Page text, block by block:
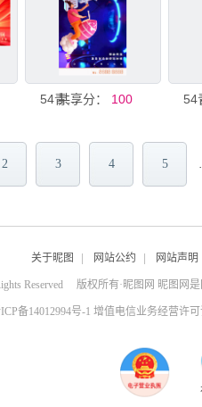
54青年节展板
共享分： 100
2 3 4 5
关于昵图 | 网站公约 | 网站声明
Reserved 版权所有·昵图网 昵图网
备14012994号-1 增值电信业务经营许